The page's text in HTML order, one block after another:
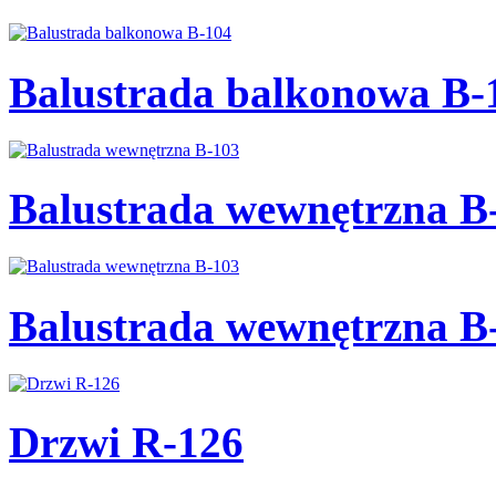
Balustrada balkonowa B-
Balustrada wewnętrzna
Balustrada wewnętrzna
Drzwi R-126